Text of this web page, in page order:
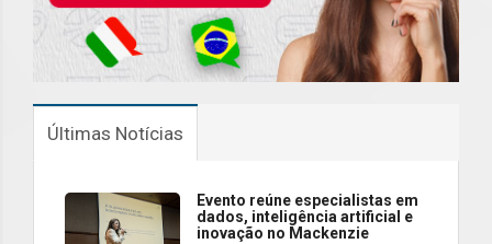
Últimas Notícias
Evento reúne especialistas em
dados, inteligência artificial e
inovação no Mackenzie